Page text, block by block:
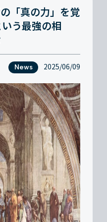
「真の力」を覚
う最強の相
News 2025/06/09